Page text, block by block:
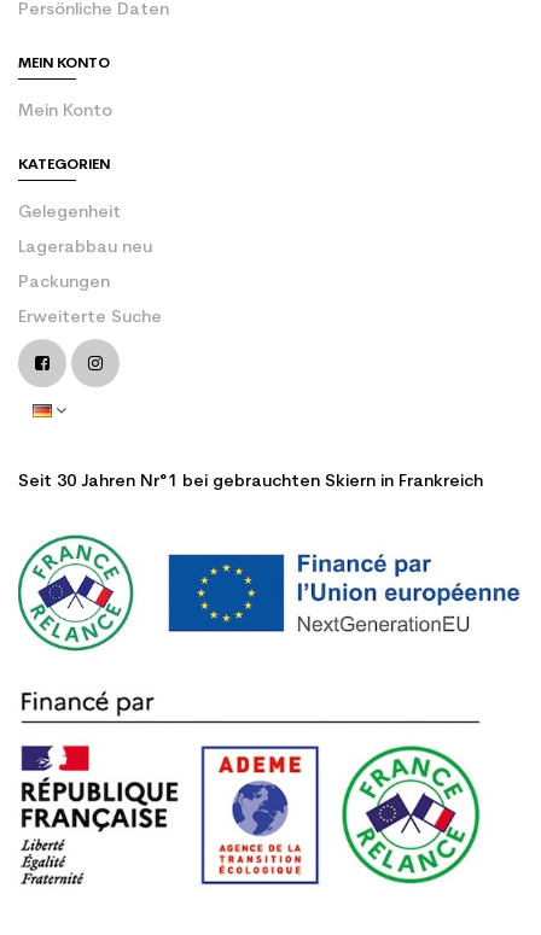
Persönliche Daten
MEIN KONTO
Mein Konto
KATEGORIEN
Gelegenheit
Lagerabbau neu
Packungen
Erweiterte Suche
Seit 30 Jahren Nr°1 bei gebrauchten Skiern in Frankreich